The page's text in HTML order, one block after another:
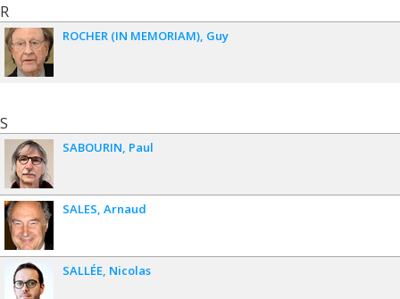
R
ROCHER (IN MEMORIAM) Guy
S
SABOURIN Paul
SALES Arnaud
SALLÉE Nicolas